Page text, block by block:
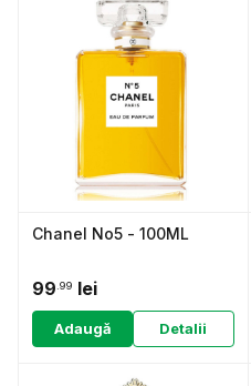
Chanel No5 - 100ML
99 .99 lei
Adaugă Detalii